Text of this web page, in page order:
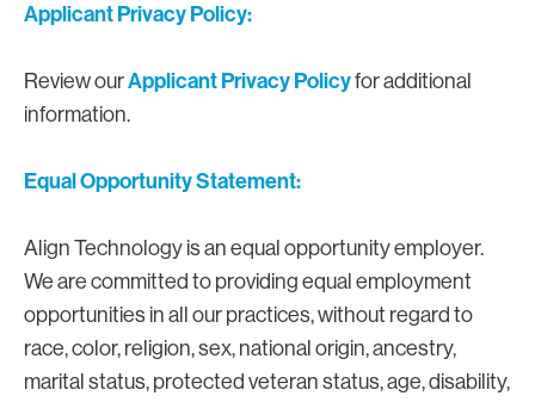
Applicant Privacy Policy:
Review ourApplicant Privacy Policyfor additional
information.
Equal Opportunity Statement:
Align Technology is an equal opportunity employer.
We are committed to providing equal employment
opportunities in all our practices, without regard to
race, color, religion, sex, national origin, ancestry,
marital status, protected veteran status, age, disability,